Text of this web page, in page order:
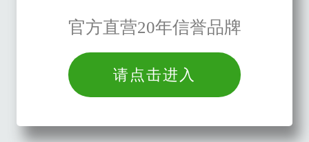
官方直营20年信誉品牌
请点击进入